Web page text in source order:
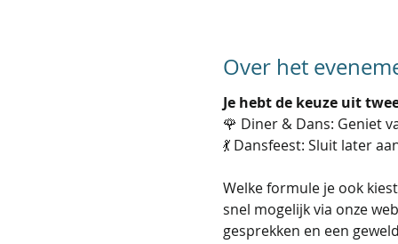
Over het
Je hebt de keuze uit
🌹 Diner & Dans: Geniet
💃 Dansfeest: Sluit later
Welke formule je ook
snel mogelijk via onze
gesprekken en een